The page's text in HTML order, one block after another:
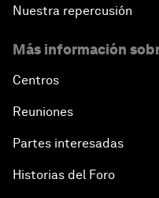
Nuestra repercusión
Más información
Centros
Reuniones
Partes interesadas
Historias del Foro